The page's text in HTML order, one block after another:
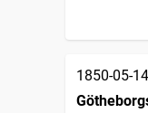
1850-05-14